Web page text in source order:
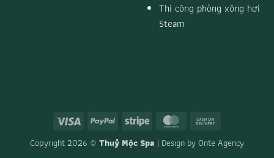
Thi công phòng xông hơi
Steam
Visa PayPal Stripe MasterCard
Delivery
Copyright 2026 © Thuỷ Mộc Spa | Design byOnte Agency